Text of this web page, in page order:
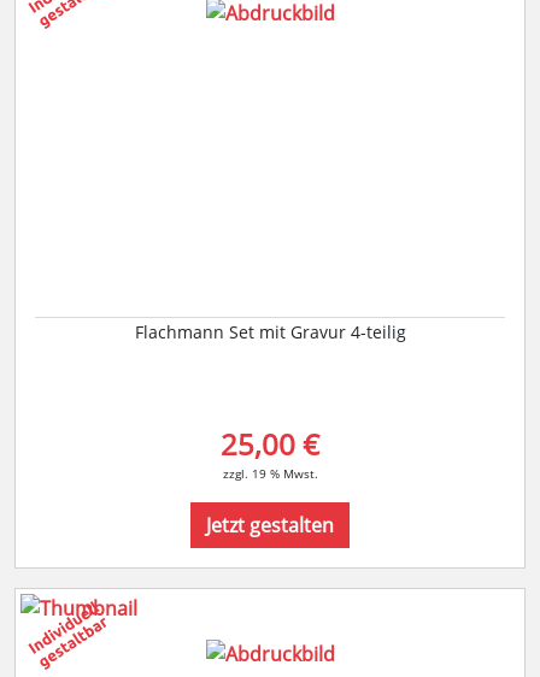
Flachmann Set mit Gravur 4-teilig
25,00 €
zzgl. 19 % Mwst.
Jetzt gestalten